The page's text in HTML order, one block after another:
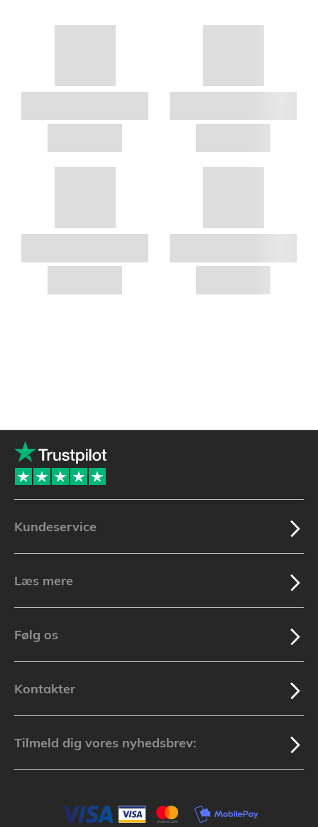
Kundeservice
Læs mere
Følg os
Kontakter
Tilmeld dig vores nyhedsbrev: